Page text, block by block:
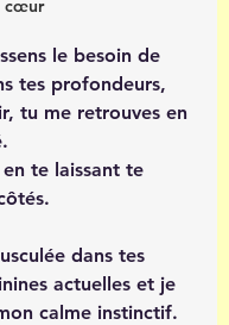
cœur
le besoin de
tes profondeurs,
tu me retrouves en
te laissant te
dans tes
actuelles et je
calme instinctif.